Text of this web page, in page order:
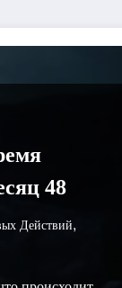
48
Действий,